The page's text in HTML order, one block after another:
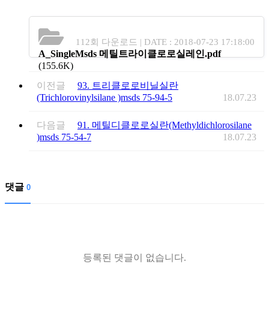
A_SingleMsds 메틸트라이클로로실레인.pdf
(155.6K)
112회 다운로드 | DATE : 2018-07-23 17:18:00
이전글
93. 트리클로로비닐실란
(Trichlorovinylsilane )msds 75-94-5
18.07.23
다음글
91. 메틸디클로로실란(Methyldichlorosilane
)msds 75-54-7
18.07.23
댓글 0
등록된 댓글이 없습니다.